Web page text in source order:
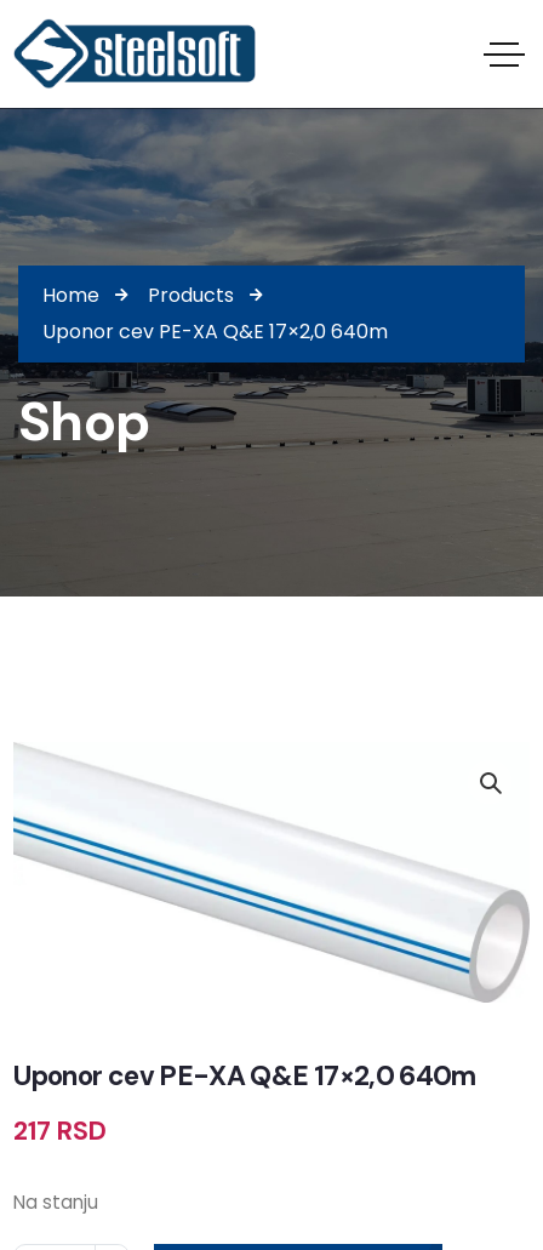
Home
Products
Uponor cev PE-XA Q&E 17×2,0 640m
Shop
Uponor cev PE-XA Q&E 17×2,0 640m
217 RSD
Na stanju